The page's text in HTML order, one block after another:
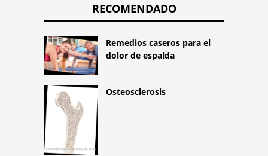
RECOMENDADO
Remedios caseros para el
dolor de espalda
Osteosclerosis